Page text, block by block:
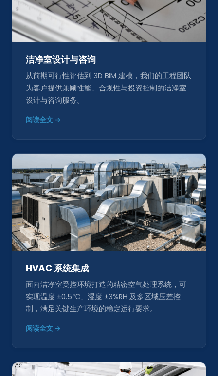
洁净室设计与咨询
从前期可行性评估到 3D BIM 建模，我们的工程团队
为客户提供兼顾性能、合规性与投资控制的洁净室
设计与咨询服务。
阅读全文 →
HVAC 系统集成
面向洁净室受控环境打造的精密空气处理系统，可
实现温度 ±0.5℃、湿度 ±3%RH 及多区域压差控
制，满足关键生产环境的稳定运行要求。
阅读全文 →